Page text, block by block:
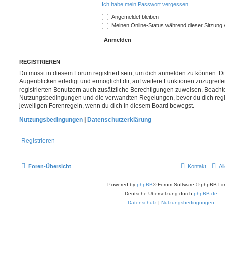
Ich habe mein Passwort vergessen
Angemeldet bleiben
Meinen Online-Status während dieser Sitzung
REGISTRIEREN
Du musst in diesem Forum registriert sein, um dich anmelden zu können.
Augenblicken erledigt und ermöglicht dir, auf weitere Funktionen
registrierten Benutzern auch zusätzliche Berechtigungen zuweisen.
Nutzungsbedingungen und die verwandten Regelungen, bevor du dich
jeweiligen Forenregeln, wenn du dich in diesem Board bewegst.
Nutzungsbedingungen
Datenschutzerklärung
Registrieren
Foren-Übersicht Kontakt
Powered by phpBB® Forum Software © phpBB
Deutsche Übersetzung durch phpBB.de
Datenschutz | Nutzungsbedingungen